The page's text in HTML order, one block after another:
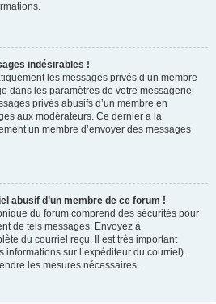
indésirables !
les messages privés d’un membre
dans les paramètres de votre messagerie
privés abusifs d’un membre en
aux modérateurs. Ce dernier a la
un membre d’envoyer des messages
abusif d’un membre de ce forum !
du forum comprend des sécurités pour
de tels messages. Envoyez à
du courriel reçu. Il est très important
informations sur l’expéditeur du courriel).
les mesures nécessaires.